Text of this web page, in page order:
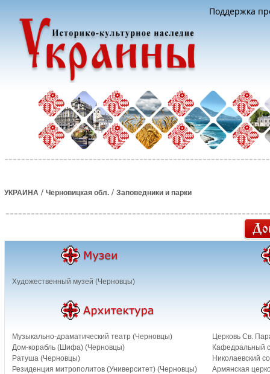
Поддержка
УКРАИНА / Черновицкая обл. / Заповедники и парки
Художественный музей (Черновцы)
Музыкально-драматический театр (Черновцы)
Дом-корабль (Шифа) (Черновцы)
Ратуша (Черновцы)
Резиденция митрополитов (Университет) (Черновцы)
Церковь Св.
Кафедральный
Николаевский
Армянская